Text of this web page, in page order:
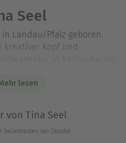
Seel
in Landau/Pfalz geboren.
kreativer Kopf und
Dein kreatives Universum«
Leidenschaft entdeckt.
lesen
von Tina Seel
beliebtesten bei Skoobe